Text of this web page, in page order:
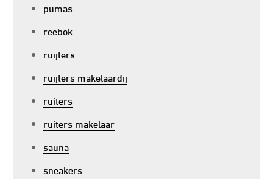
pumas
reebok
ruijters
ruijters makelaardij
ruiters
ruiters makelaar
sauna
sneakers